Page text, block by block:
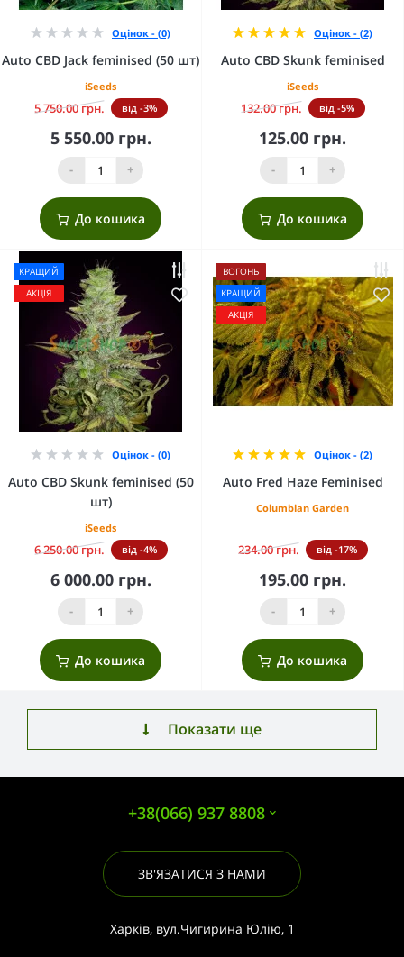
Оцінок - (0)
Auto CBD Jack feminised (50 шт)
iSeeds
5 750.00 грн. від -3%
5 550.00 грн.
- +
До кошика
Оцінок - (2)
Auto CBD Skunk feminised
iSeeds
132.00 грн. від -5%
125.00 грн.
- +
До кошика
КРАЩИЙ
АКЦІЯ
Оцінок - (0)
Auto CBD Skunk feminised (50
шт)
iSeeds
6 250.00 грн. від -4%
6 000.00 грн.
- +
До кошика
ВОГОНЬ
КРАЩИЙ
АКЦІЯ
Оцінок - (2)
Auto Fred Haze Feminised
Columbian Garden
234.00 грн. від -17%
195.00 грн.
- +
До кошика
Показати ще
+38(066) 937 8808
ЗВ'ЯЗАТИСЯ З НАМИ
Харків, вул.Чигирина Юлію, 1